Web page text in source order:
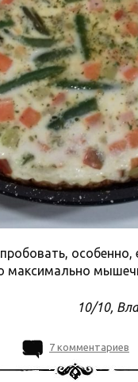
особенно,
максимально
10/10,
7 комментариев